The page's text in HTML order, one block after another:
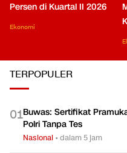
Persen di Kuartal II 2026
Ekonomi
TERPOPULER
01Buwas: Sertifikat
Polri Tanpa Tes
Nasional •dalam 5 jam